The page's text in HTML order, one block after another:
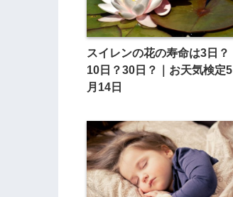
スイレンの花の寿命は3日？
10日？30日？｜お天気検定5
月14日